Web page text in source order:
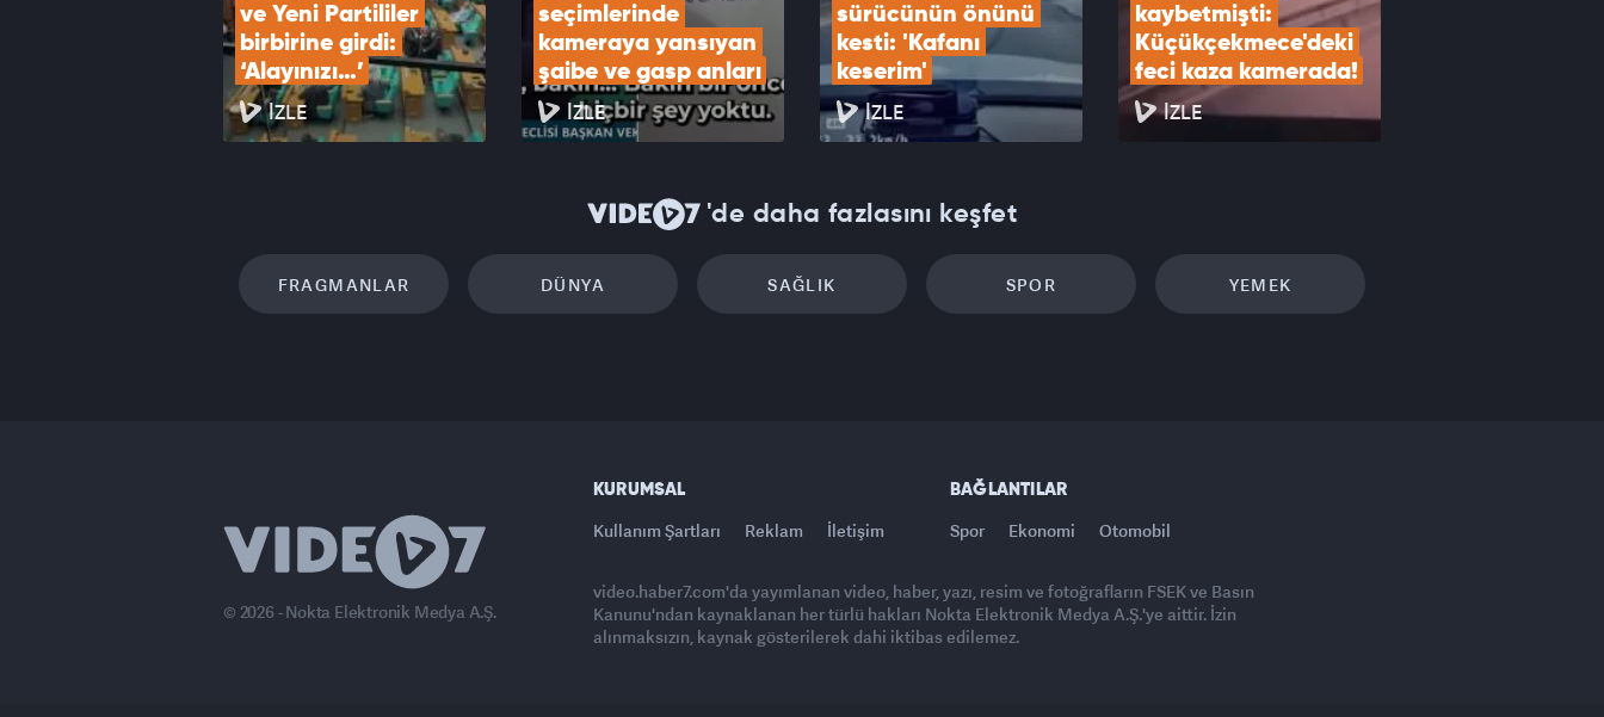
ve Yeni Partililer
birbirine girdi:
‘Alayınızı…’
İZLE
seçimlerinde
kameraya yansıyan
şaibe ve gasp anları
İZLE
sürücünün önünü
kesti: 'Kafanı
keserim'
İZLE
kaybetmişti:
Küçükçekmece'deki
feci kaza kamerada!
İZLE
'de daha fazlasını keşfet
FRAGMANLAR DÜNYA SAĞLIK SPOR YEMEK
© 2026 - Nokta Elektronik Medya A.Ş.
KURUMSAL
Kullanım Şartları Reklam İletişim
BAĞLANTILAR
Spor Ekonomi Otomobil
video.haber7.com'da yayımlanan video, haber, yazı, resim ve fotoğrafların FSEK ve Basın
Kanunu'ndan kaynaklanan her türlü hakları Nokta Elektronik Medya A.Ş.'ye aittir. İzin
alınmaksızın, kaynak gösterilerek dahi iktibas edilemez.